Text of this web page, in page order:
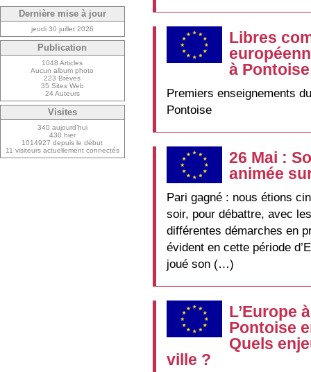
Libres
à Pontoise
Premiers enseignements
Pontoise
26 Mai :
animée
Pari gagné : nous étions
soir, pour débattre, avec
différentes démarches en
évident en cette période
joué son (…)
L’Europe
Pontoise
Quels
ville ?
Dernière mise à jour
jeudi 30 juillet 2026
Publication
1048 Articles
Aucun album photo
223 Brèves
35 Sites Web
24 Auteurs
Visites
340 aujourd’hui
430 hier
1014927 depuis le début
11 visiteurs actuellement connectés